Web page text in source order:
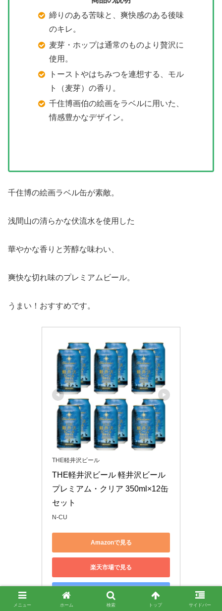
締りのある苦味と、爽快感のある後味
のキレ。
麦芽・ホップは通常のものより贅沢に
使用。
トーストやはちみつを連想する、モル
ト（麦芽）の香り。
千住博画伯の絵画をラベルに用いた、
情感豊かなデザイン。
千住博の絵画ラベル缶が素敵。
浅間山の清らかな伏流水を使用した
華やかな香りと芳醇な味わい、
爽快な切れ味のプレミアムビール。
うまい！おすすめです。
THE軽井沢ビール
THE軽井沢ビール 軽井沢ビール
プレミアム・クリア 350ml×12缶
セット
N-CU
Amazonで見る
楽天市場で見る
Yahoo!ショッピングで見る
メニュー ホーム 検索 トップ サイドバー